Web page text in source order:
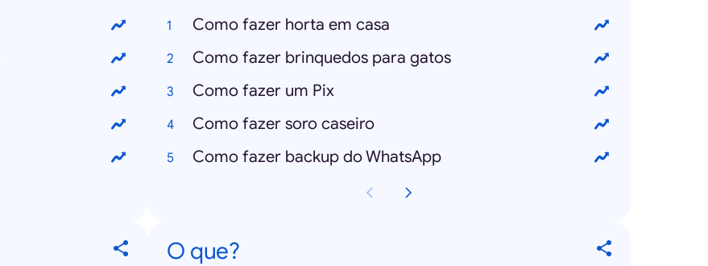
Como fazer horta em casa
Como fazer brinquedos para gatos
Como fazer um Pix
Como fazer soro caseiro
Como fazer backup do WhatsApp
O que?